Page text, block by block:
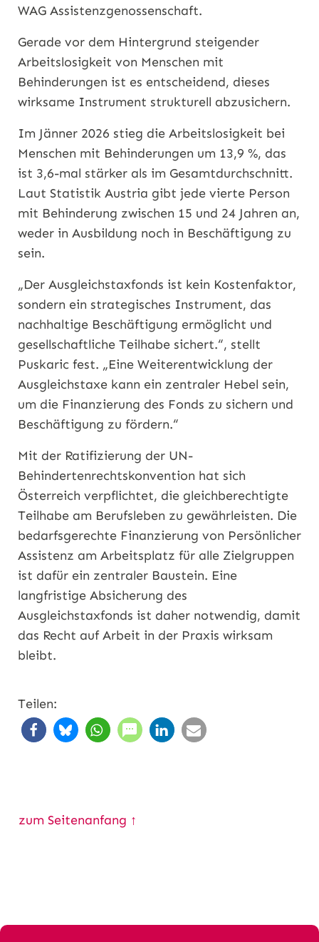
WAG Assistenzgenossenschaft.
Gerade vor dem Hintergrund steigender
Arbeitslosigkeit von Menschen mit
Behinderungen ist es entscheidend, dieses
wirksame Instrument strukturell abzusichern.
Im Jänner 2026 stieg die Arbeitslosigkeit bei
Menschen mit Behinderungen um 13,9 %, das
ist 3,6-mal stärker als im Gesamtdurchschnitt.
Laut Statistik Austria gibt jede vierte Person
mit Behinderung zwischen 15 und 24 Jahren an,
weder in Ausbildung noch in Beschäftigung zu
sein.
„Der Ausgleichstaxfonds ist kein Kostenfaktor,
sondern ein strategisches Instrument, das
nachhaltige Beschäftigung ermöglicht und
gesellschaftliche Teilhabe sichert.“, stellt
Puskaric fest. „Eine Weiterentwicklung der
Ausgleichstaxe kann ein zentraler Hebel sein,
um die Finanzierung des Fonds zu sichern und
Beschäftigung zu fördern.“
Mit der Ratifizierung der UN-
Behindertenrechtskonvention hat sich
Österreich verpflichtet, die gleichberechtigte
Teilhabe am Berufsleben zu gewährleisten. Die
bedarfsgerechte Finanzierung von Persönlicher
Assistenz am Arbeitsplatz für alle Zielgruppen
ist dafür ein zentraler Baustein. Eine
langfristige Absicherung des
Ausgleichstaxfonds ist daher notwendig, damit
das Recht auf Arbeit in der Praxis wirksam
bleibt.
Teilen:
zum Seitenanfang ↑